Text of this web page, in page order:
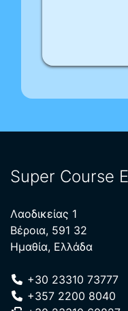
Super Course
Λαοδικείας 1
Βέροια, 591 32
Ημαθία, Ελλάδα
+30 23310 73777
+357 2200 8040